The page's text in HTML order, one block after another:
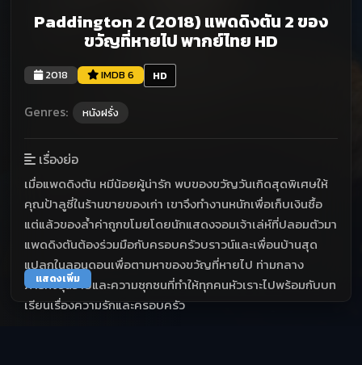
Paddington 2 (2018) แพดดิงตัน 2 ของ
ขวัญที่หายไป พากย์ไทย HD
2018 IMDB 6 HD
Genres: หนังฝรั่ง
เรื่องย่อ
เมื่อแพดดิงตัน หมีน้อยผู้น่ารัก พบของขวัญวันเกิดสุดพิเศษให้
คุณป้าลูซี่ในร้านขายของเก่า เขาจึงทำงานหนักเพื่อเก็บเงินซื้อ
แต่แล้วของล้ำค่าถูกขโมยโดยนักแสดงจอมเจ้าเล่ห์ที่ปลอมตัวมา
แพดดิงตันต้องร่วมมือกับครอบครัวบราวน์และเพื่อนบ้านสุด
แปลกในลอนดอนเพื่อตามหาของขวัญที่หายไป ท่ามกลาง
ภารกิจวุ่นวายและความซุกซนที่ทำให้ทุกคนหัวเราะไปพร้อมกับบท
เรียนเรื่องความรักและครอบครัว
แสดงเพิ่ม